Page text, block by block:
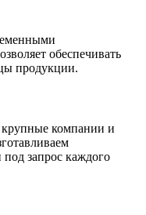
обеспечивать
продукции.
крупные компании и
запрос каждого